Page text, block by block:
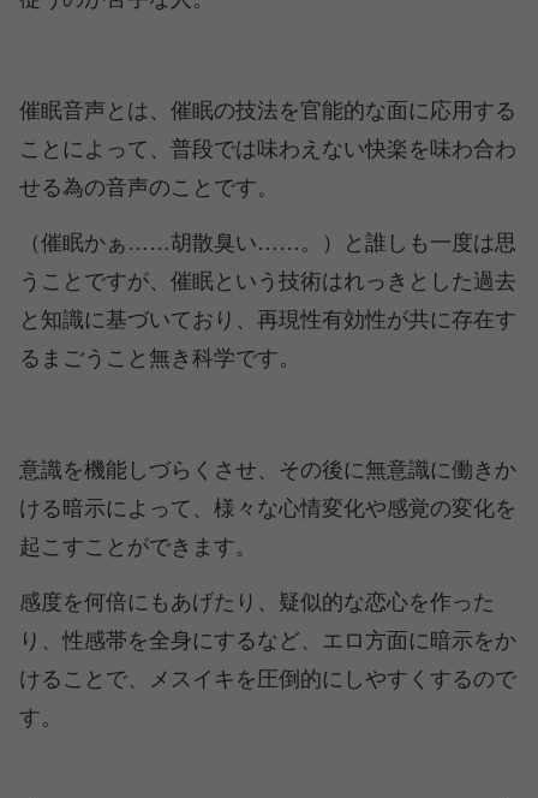
催眠音声とは、催眠の技法を官能的な面に応用する
ことによって、普段では味わえない快楽を味わ合わ
せる為の音声のことです。
（催眠かぁ……胡散臭い……。）と誰しも一度は思
うことですが、催眠という技術はれっきとした過去
と知識に基づいており、再現性有効性が共に存在す
るまごうこと無き科学です。
意識を機能しづらくさせ、その後に無意識に働きか
ける暗示によって、様々な心情変化や感覚の変化を
起こすことができます。
感度を何倍にもあげたり、疑似的な恋心を作った
り、性感帯を全身にするなど、エロ方面に暗示をか
けることで、メスイキを圧倒的にしやすくするので
す。